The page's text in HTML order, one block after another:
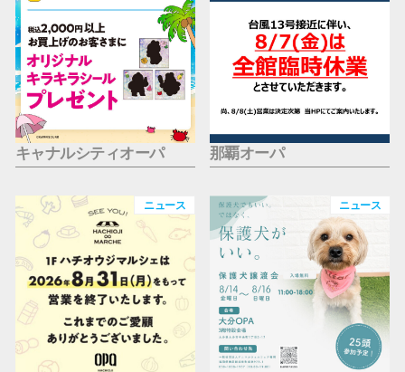
キャナルシティオーパ 那覇オーパ
ニュース ニュース